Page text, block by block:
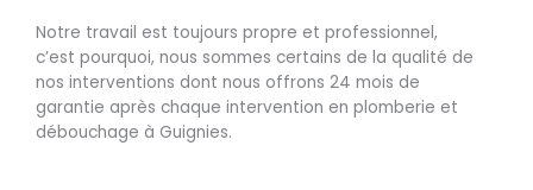
Notre travail est toujours propre et professionnel,
c’est pourquoi, nous sommes certains de la qualité de
nos interventions dont nous offrons 24 mois de
garantie après chaque intervention en plomberie et
débouchage à Guignies.